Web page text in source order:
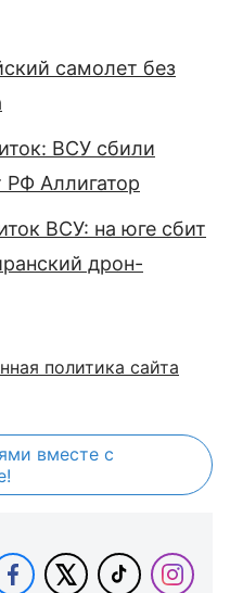
самолет без
ВСУ сбили
РФ Аллигатор
ВСУ: на юге сбит
дрон-
политика сайта
вместе с